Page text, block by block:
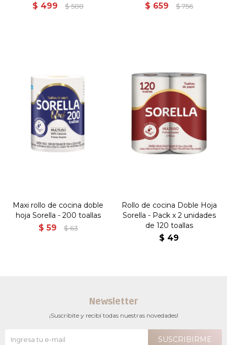
$ 499 $ 588 $ 659 $ 756
Maxi rollo de cocina doble
hoja Sorella - 200 toallas
$ 59 $ 63
Rollo de cocina Doble Hoja
Sorella - Pack x 2 unidades
de 120 toallas
$ 49
Newsletter
¡Suscribite y recibí todas nuestras novedades!
SUSCRIBIRME